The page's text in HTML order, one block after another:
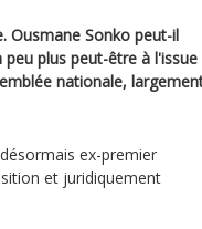
Ousmane Sonko peut-il
plus peut-être à l'issue
nationale,
ex-premier
et juridiquement